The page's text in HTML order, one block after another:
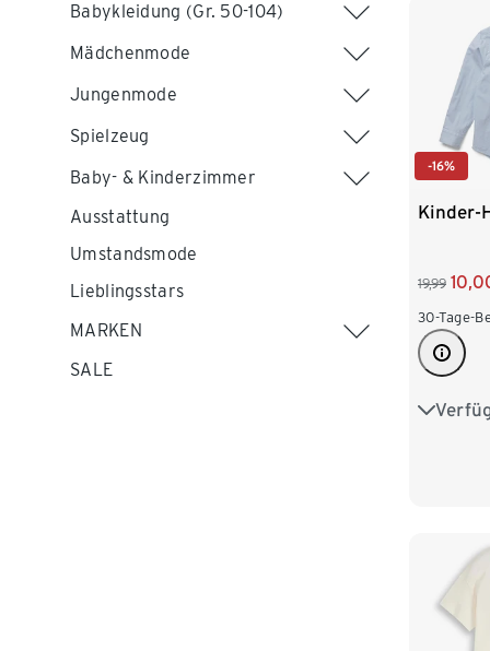
Babykleidung (Gr. 50-104)
Mädchenmode
Jungenmode
Spielzeug
Baby- & Kinderzimmer
Ausstattung
Umstandsmode
Lieblingsstars
MARKEN
SALE
-16%
Kinder-
19,99
30-Tage-
122/128